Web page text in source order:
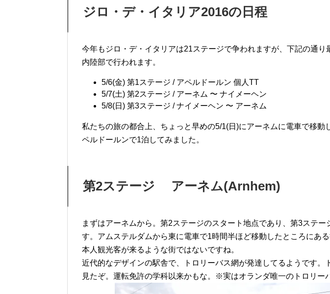
ジロ・デ・イタリア2016の日程
今年もジロ・デ・イタリアは21ステージで争われますが、下記の通り
内陸部で行われます。
5/6(金) 第1ステージ / アペルドールン 個人TT
5/7(土) 第2ステージ / アーネム 〜 ナイメーヘン
5/8(日) 第3ステージ / ナイメーヘン 〜 アーネム
私たちの旅の都合上、ちょっと早めの5/1(日)にアーネムに電車で移動
ペルドールンで1泊してみました。
第2ステージ アーネム(Arnhem)
まずはアーネムから。第2ステージのスタート地点であり、第3ステー
す。アムステルダムから東に電車で1時間半ほど移動したところにあ
本人観光客が来るような街ではないですね。
近代的なデザインの駅舎で、トロリーバス網が発達してるようです。
見たぞ。運転免許の学科以来かもな。※実はオランダ唯一のトロリー